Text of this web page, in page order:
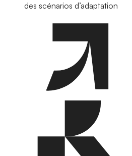
des scénarios d’adaptation